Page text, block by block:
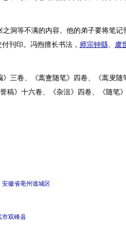
洞等不满的内容。他的弟子要将笔记
刊印。冯煦擅长书法， 师宗钟繇、 虞
三卷、《蒿盦随笔》四卷、《蒿叟随
稿》十六卷、《杂沮》四卷、《随笔
安徽省亳州谯城区
市双峰县